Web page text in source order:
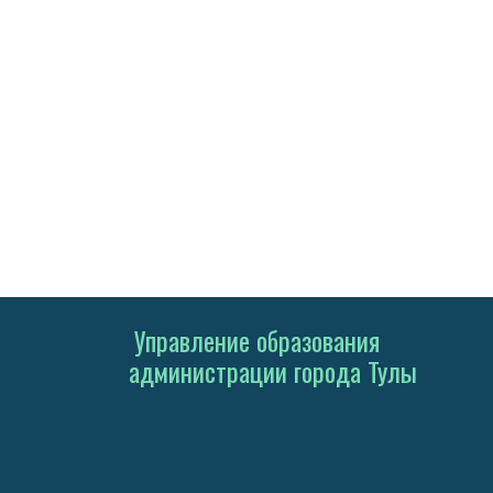
Управление образования
администрации города Тулы